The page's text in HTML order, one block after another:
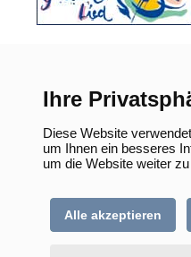
Ihre
Diese Website
um Ihnen ein besseres
um die Website weiter
Alle akzeptieren